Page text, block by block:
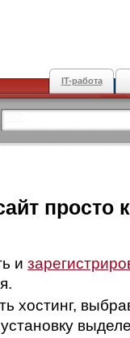
IT-работа
просто
и
хостинг,